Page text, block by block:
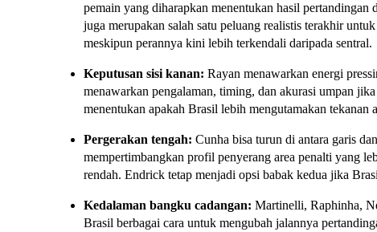
pemain yang diharapkan menentukan hasil
juga merupakan salah satu peluang realistis terakhir
meskipun perannya kini lebih terkendali daripada sentral.
Keputusan sisi kanan: Rayan menawarkan energi
menawarkan pengalaman, timing, dan akurasi umpan
menentukan apakah Brasil lebih mengutamakan tekanan
Pergerakan tengah: Cunha bisa turun di antara garis
mempertimbangkan profil penyerang area penalti yang
rendah. Endrick tetap menjadi opsi babak kedua jika
Kedalaman bangku cadangan: Martinelli, Raphinha,
Brasil berbagai cara untuk mengubah jalannya